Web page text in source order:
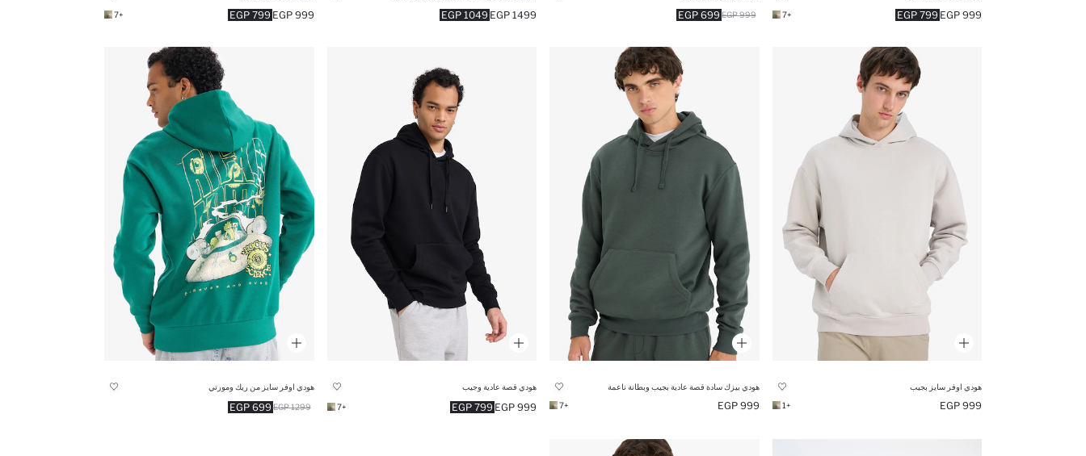
799 EGP 999 EGP
+7
699 EGP 999 EGP
1049 EGP 1499 EGP
799 EGP 999 EGP
+7
هودي اوفر سايز بجيب
999 EGP
+1
هودي بيزك سادة قصة عادية بجيب وبطانة ناعمة
999 EGP
+7
هودي قصة عادية وجيب
799 EGP 999 EGP
+7
هودي اوفر سايز من ريك ومورتي
699 EGP 1299 EGP